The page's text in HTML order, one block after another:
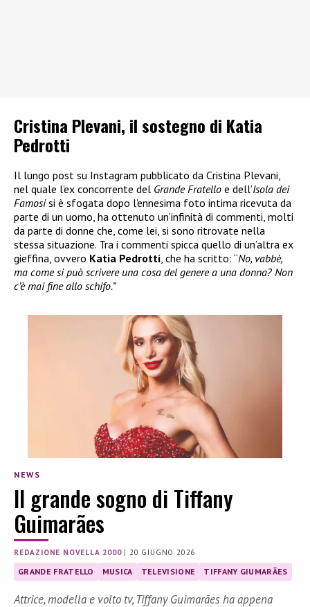
Cristina Plevani, il sostegno di Katia
Pedrotti
Il lungo post su Instagram pubblicato da Cristina Plevani,
nel quale l’ex concorrente del Grande Fratello e dell’Isola dei
Famosisi è sfogata dopo l’ennesima foto intima ricevuta da
parte di un uomo, ha ottenuto un’infinità di commenti, molti
da parte di donne che, come lei, si sono ritrovate nella
stessa situazione. Tra i commenti spicca quello di un’altra ex
gieffina, ovvero Katia Pedrotti, che ha scritto: “No, vabbè,
ma come si può scrivere una cosa del genere a una donna? Non
c’è mai fine allo schifo.”
NEWS
Il grande sogno di Tiffany
Guimarães
REDAZIONE NOVELLA 2000|20 GIUGNO 2026
GRANDE FRATELLO MUSICA TELEVISIONE TIFFANY GIUMARÃES
Attrice, modella e volto tv, Tiffany Guimarães ha appena